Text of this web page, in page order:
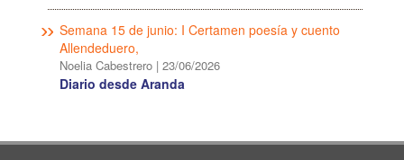
Semana 15 de junio: I Certamen poesía y cuento
Allendeduero,
Noelia Cabestrero | 23/06/2026
Diario desde Aranda